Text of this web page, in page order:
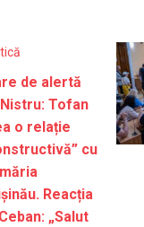
de alertă
Tofan
o relație
cu
Reacția
„Salut